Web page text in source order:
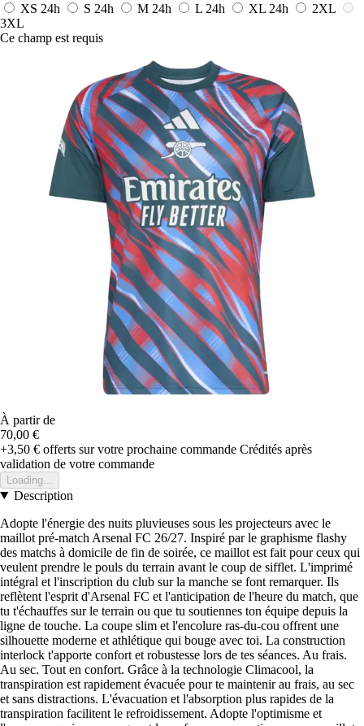
XS 24h S 24h M 24h L 24h XL 24h
2XL
3XL
Ce champ est requis
À partir de
70,00 €
+3,50 € offerts sur votre prochaine commande Crédités après
validation de votre commande
Loading...
Description
Adopte l'énergie des nuits pluvieuses sous les projecteurs avec le
maillot pré-match Arsenal FC 26/27. Inspiré par le graphisme flashy
des matchs à domicile de fin de soirée, ce maillot est fait pour ceux qui
veulent prendre le pouls du terrain avant le coup de sifflet. L'imprimé
intégral et l'inscription du club sur la manche se font remarquer. Ils
reflètent l'esprit d'Arsenal FC et l'anticipation de l'heure du match, que
tu t'échauffes sur le terrain ou que tu soutiennes ton équipe depuis la
ligne de touche. La coupe slim et l'encolure ras-du-cou offrent une
silhouette moderne et athlétique qui bouge avec toi. La construction
interlock t'apporte confort et robustesse lors de tes séances. Au frais.
Au sec. Tout en confort. Grâce à la technologie Climacool, la
transpiration est rapidement évacuée pour te maintenir au frais, au sec
et sans distractions. L'évacuation et l'absorption plus rapides de la
transpiration facilitent le refroidissement. Adopte l'optimisme et